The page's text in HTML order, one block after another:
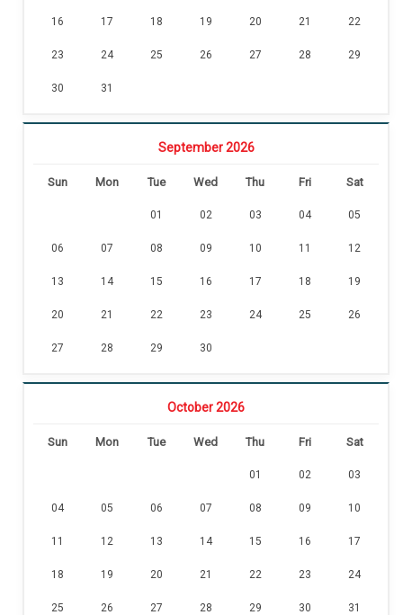
16 17 18 19 20 21 22
23 24 25 26 27 28 29
30 31
September 2026
Sun Mon Tue Wed Thu Fri Sat
01 02 03 04 05
06 07 08 09 10 11 12
13 14 15 16 17 18 19
20 21 22 23 24 25 26
27 28 29 30
October 2026
Sun Mon Tue Wed Thu Fri Sat
01 02 03
04 05 06 07 08 09 10
11 12 13 14 15 16 17
18 19 20 21 22 23 24
25 26 27 28 29 30 31